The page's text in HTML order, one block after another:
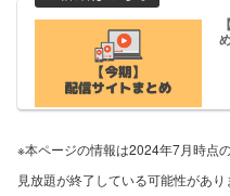
※本ページの情報は2024年7月時点
見放題が終了している可能性があ